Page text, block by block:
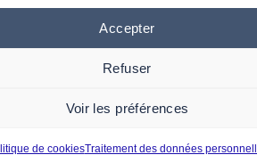
Accepter
Refuser
Voir les préférences
de cookiesTraitement des données